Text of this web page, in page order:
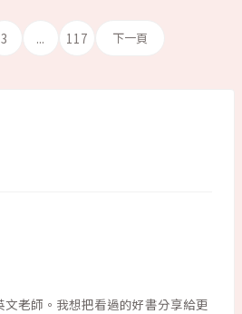
3 ... 117 下一頁
老師。我想把看過的好書分享給更